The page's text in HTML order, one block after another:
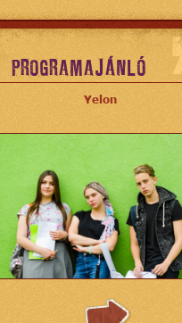
PROGRAMAJÁNLÓ
Yelon